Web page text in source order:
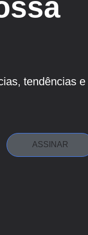
tendências e
ASSINAR